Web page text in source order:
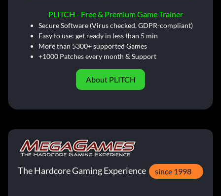
PLITCH - Free & Premium Game Trainer
Secure Software (Virus checked, GDPR-compliant)
Easy to use: get ready in less than 5 min
More than 5300+ supported Games
+1000 Patches every month & Support
About PLITCH
The Hardcore Gaming Experience since 1998